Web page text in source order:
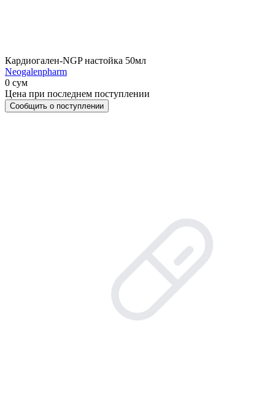
Кардиогален-NGP настойка 50мл
Neogalenpharm
0 сум
Цена при последнем поступлении
Сообщить о поступлении